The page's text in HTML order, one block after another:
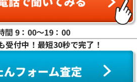
2026年6月買取
SV850 ブレスレット
間 9：00〜19：00
受付中！最短30秒で完了！